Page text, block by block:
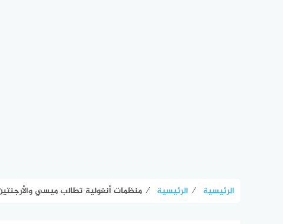
الرئيسية ⁄ الرئيسية ⁄ منظمات أنغولية تطالب ميسي والأرجنتين